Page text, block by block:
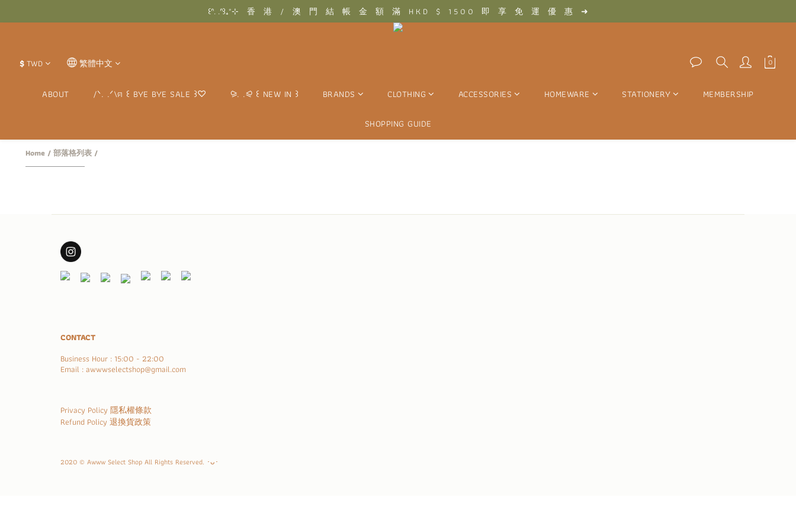
꒰ᐢ. .ᐢ꒱₊˚⊹　結　帳　金　額　滿　T W D　$　3 0 0 0　即　享　免　運　優　惠　➜
꒰ᐢ. .ᐢ꒱₊˚⊹　香　港　/　澳　門　結　帳　金　額　滿　H K D　$　1 5 0 0　即　享　免　運　優　惠　➜
꒰ᐢ. .ᐢ꒱₊˚⊹　結　帳　金　額　滿　T W D　$　3 0 0 0　即　享　免　運　優　惠　➜
$TWD 繁體中文
ABOUT /ᐠ. .ᐟ\ฅ ꒰ BYE BYE SALE ꒱♡ ⪩. .⪨ ꒰ NEW IN ꒱ BRANDS CLOTHING ACCESSORIES HOMEWARE STATIONERY MEMBERSHIP
SHOPPING GUIDE
Home /部落格列表 /
CONTACT
Business Hour : 15:00 - 22:00
Email : awwwselectshop@gmail.com
Privacy Policy 隱私權條款
Refund Policy 退換貨政策
2020 © Awww Select Shop All Rights Reserved. ･ᴗ･